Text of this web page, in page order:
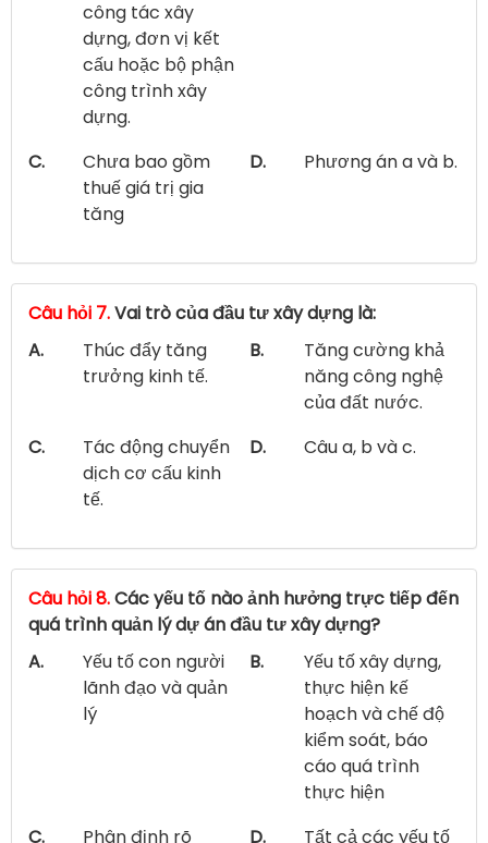
công tác xây
dựng, đơn vị kết
cấu hoặc bộ phận
công trình xây
dựng.
C.
Chưa bao gồm
thuế giá trị gia
tăng
D. Phương án a và b.
Câu hỏi 7.Vai trò của đầu tư xây dựng là:
A.
Thúc đẩy tăng
trưởng kinh tế.
B.
Tăng cường khả
năng công nghệ
của đất nước.
C.
Tác động chuyển
dịch cơ cấu kinh
tế.
D. Câu a, b và c.
Câu hỏi 8.Các yếu tố nào ảnh hưởng trực tiếp đến
quá trình quản lý dự án đầu tư xây dựng?
A.
Yếu tố con người
lãnh đạo và quản
lý
B.
Yếu tố xây dựng,
thực hiện kế
hoạch và chế độ
kiểm soát, báo
cáo quá trình
thực hiện
C.
Phân định rõ D. Tất cả các yếu tố